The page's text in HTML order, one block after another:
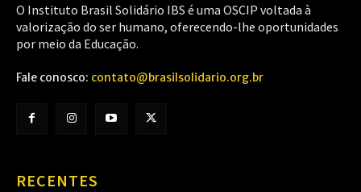
O Instituto Brasil Solidário IBS é uma OSCIP voltada à
valorização do ser humano, oferecendo-lhe oportunidades
por meio da Educação.
Fale conosco: contato@brasilsolidario.org.br
RECENTES